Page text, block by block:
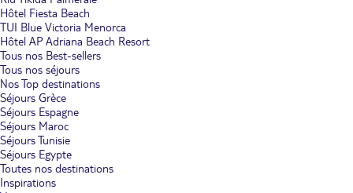
Hôtel Fiesta Beach
TUI Blue Victoria Menorca
Hôtel AP Adriana Beach Resort
Tous nos Best-sellers
Tous nos séjours
Nos Top destinations
Séjours Grèce
Séjours Espagne
Séjours Maroc
Séjours Tunisie
Séjours Egypte
Toutes nos destinations
Inspirations